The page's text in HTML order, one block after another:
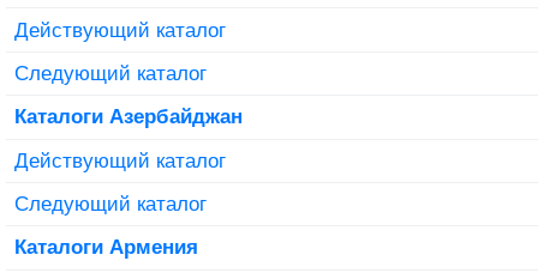
Действующий каталог
Следующий каталог
Каталоги Азербайджан
Действующий каталог
Следующий каталог
Каталоги Армения